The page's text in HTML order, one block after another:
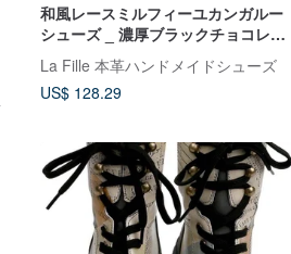
和風レースミルフィーユカンガルー
シューズ _ 濃厚ブラックチョコレー
La Fille 本革ハンドメイドシューズ
US$ 128.29